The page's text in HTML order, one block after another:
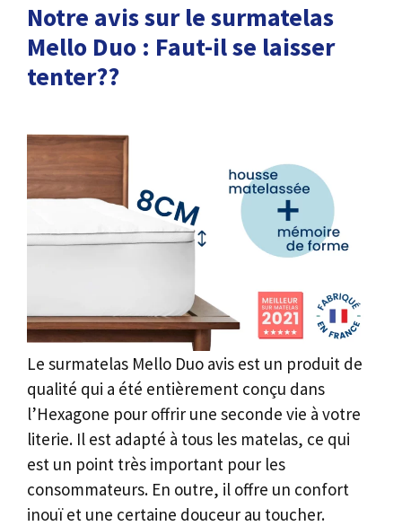
Notre avis sur le surmatelas
Mello Duo : Faut-il se laisser
tenter??
Le surmatelas Mello Duo avis est un produit de
qualité qui a été entièrement conçu dans
l’Hexagone pour offrir une seconde vie à votre
literie. Il est adapté à tous les matelas, ce qui
est un point très important pour les
consommateurs. En outre, il offre un confort
inouï et une certaine douceur au toucher.